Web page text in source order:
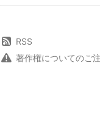
RSS
著作権についてのご